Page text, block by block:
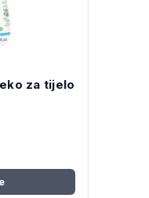
za tijelo